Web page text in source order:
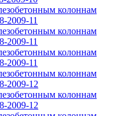
колоннам
11
колоннам
11
колоннам
11
колоннам
12
колоннам
12